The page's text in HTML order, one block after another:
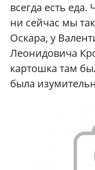
всегда есть еда.
ни сейчас мы
Оскара, у
Леонидовича
картошка там
была